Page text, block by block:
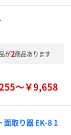
が2商品あります
～￥9,658
面取り器 EK-8 1